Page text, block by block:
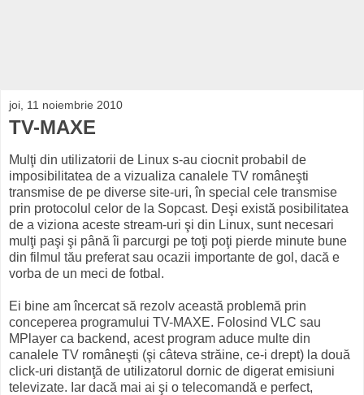
joi, 11 noiembrie 2010
TV-MAXE
Mulţi din utilizatorii de Linux s-au ciocnit probabil de
imposibilitatea de a vizualiza canalele TV româneşti
transmise de pe diverse site-uri, în special cele transmise
prin protocolul celor de la Sopcast. Deşi există posibilitatea
de a viziona aceste stream-uri şi din Linux, sunt necesari
mulţi paşi şi până îi parcurgi pe toţi poţi pierde minute bune
din filmul tău preferat sau ocazii importante de gol, dacă e
vorba de un meci de fotbal.
Ei bine am încercat să rezolv această problemă prin
conceperea programului TV-MAXE. Folosind VLC sau
MPlayer ca backend, acest program aduce multe din
canalele TV româneşti (şi câteva străine, ce-i drept) la două
click-uri distanţă de utilizatorul dornic de digerat emisiuni
televizate. Iar dacă mai ai şi o telecomandă e perfect,